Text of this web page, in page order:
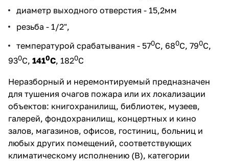
диаметр выходного отверстия - 15,2мм
резьба - 1/2",
температурой срабатывания - 570С, 680С, 790С,
930С, 1410С, 1820С
Неразборный и неремонтируемый предназначен
для тушения очагов пожара или их локализации
объектов: книгохранилищ, библиотек, музеев,
галерей, фондохранилищ, концертных и кино
залов, магазинов, офисов, гостиниц, больниц и
любых других помещений, соответствующих
климатическому исполнению (В), категории